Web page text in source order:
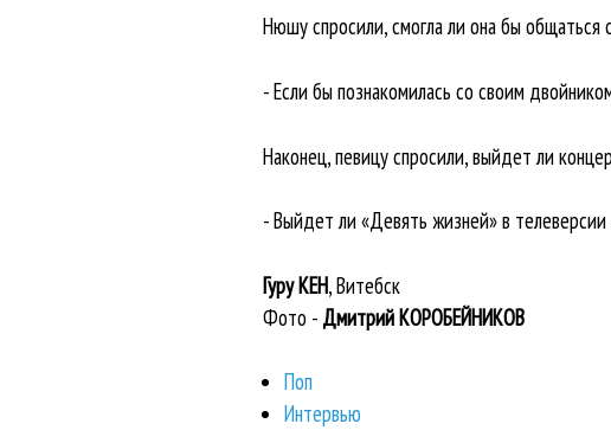
Нюшу спросили, смогла ли она бы
- Если бы познакомилась со своим
Наконец, певицу спросили, выйдет ли
- Выйдет ли «Девять жизней» в
Гуру КЕН, Витебск
Фото - Дмитрий КОРОБЕЙНИКОВ
Поп
Интервью